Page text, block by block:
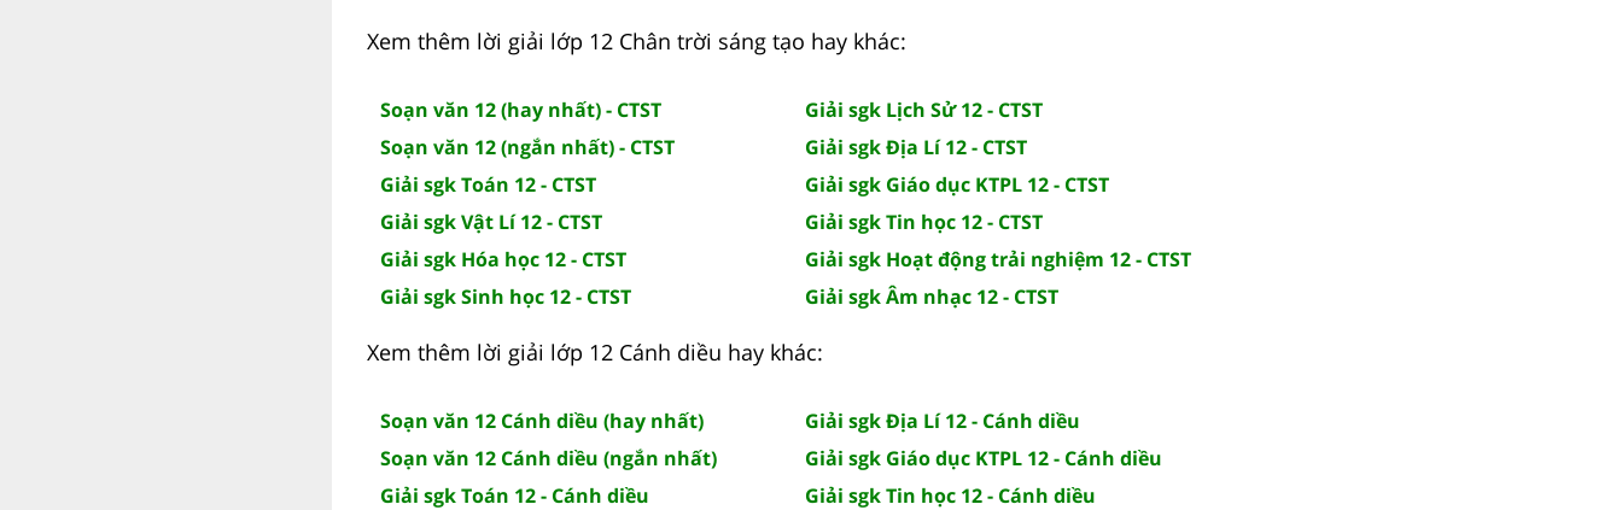
Xem thêm lời giải lớp 12 Chân trời sáng tạo hay khác:
Soạn văn 12 (hay nhất) - CTST
Soạn văn 12 (ngắn nhất) - CTST
Giải sgk Toán 12 - CTST
Giải sgk Vật Lí 12 - CTST
Giải sgk Hóa học 12 - CTST
Giải sgk Sinh học 12 - CTST
Giải sgk Lịch Sử 12 - CTST
Giải sgk Địa Lí 12 - CTST
Giải sgk Giáo dục KTPL 12 - CTST
Giải sgk Tin học 12 - CTST
Giải sgk Hoạt động trải nghiệm 12 - CTST
Giải sgk Âm nhạc 12 - CTST
Xem thêm lời giải lớp 12 Cánh diều hay khác:
Soạn văn 12 Cánh diều (hay nhất)
Soạn văn 12 Cánh diều (ngắn nhất)
Giải sgk Toán 12 - Cánh diều
Giải sgk Địa Lí 12 - Cánh diều
Giải sgk Giáo dục KTPL 12 - Cánh diều
Giải sgk Tin học 12 - Cánh diều